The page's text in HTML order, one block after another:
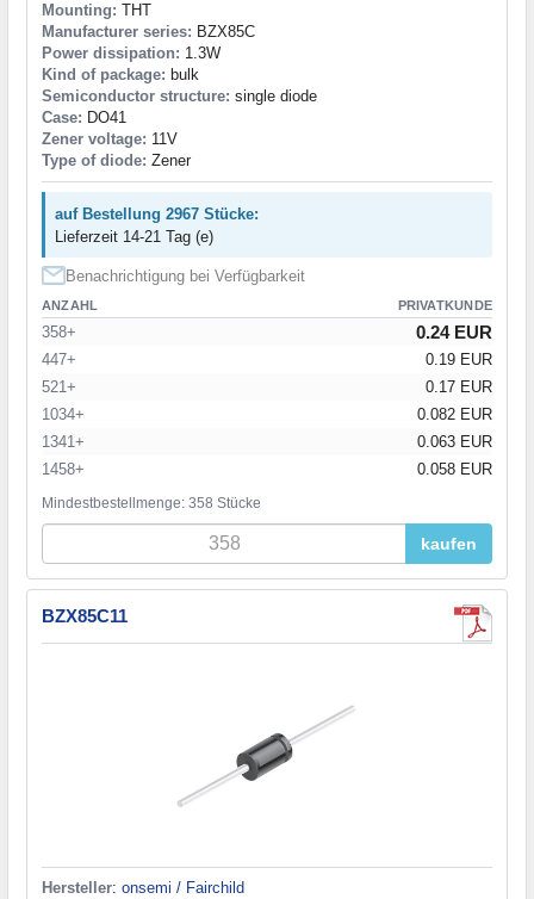
Mounting: THT
Manufacturer series: BZX85C
Power dissipation: 1.3W
Kind of package: bulk
Semiconductor structure: single diode
Case: DO41
Zener voltage: 11V
Type of diode: Zener
auf Bestellung 2967 Stücke:
Lieferzeit 14-21 Tag (e)
Benachrichtigung bei Verfügbarkeit
ANZAHL PRIVATKUNDE
358+ 0.24 EUR
447+
0.19 EUR
521+
0.17 EUR
1034+
0.082 EUR
1341+
0.063 EUR
1458+
0.058 EUR
Mindestbestellmenge: 358 Stücke
kaufen
BZX85C11
Hersteller: onsemi / Fairchild